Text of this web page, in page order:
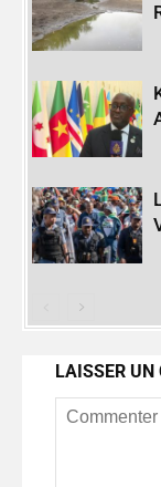
LAISSER